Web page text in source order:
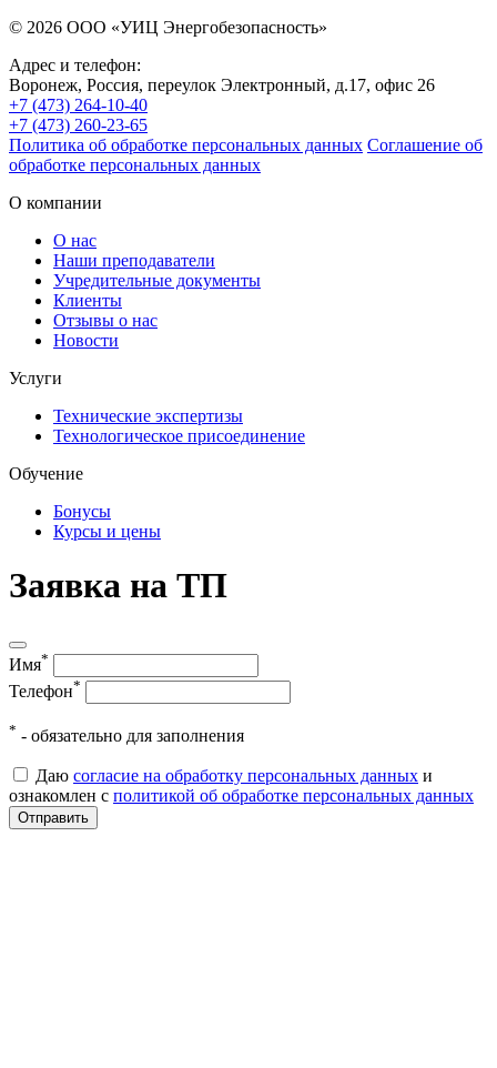
© 2026 ООО «УИЦ Энергобезопасность»
Адрес и телефон:
Воронеж, Россия, переулок Электронный, д.17, офис 26
+7 (473) 264-10-40
+7 (473) 260-23-65
Политика об обработке персональных данных Соглашение об
обработке персональных данных
О компании
О нас
Наши преподаватели
Учредительные документы
Клиенты
Отзывы о нас
Новости
Услуги
Технические экспертизы
Технологическое присоединение
Обучение
Бонусы
Курсы и цены
Заявка на ТП
Имя*
Телефон*
* - обязательно для заполнения
Даю согласие на обработку персональных данных и
ознакомлен с политикой об обработке персональных данных
Отправить